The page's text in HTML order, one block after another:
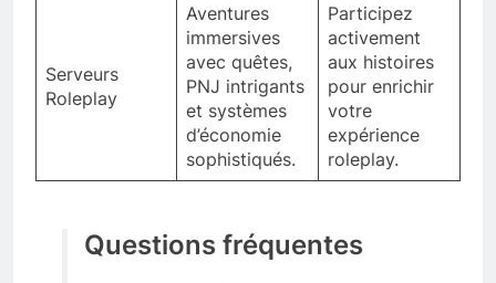
Serveurs
Roleplay
Aventures
immersives
avec quêtes,
PNJ intrigants
et systèmes
d’économie
sophistiqués.
Participez
activement
aux histoires
pour enrichir
votre
expérience
roleplay.
Questions fréquentes